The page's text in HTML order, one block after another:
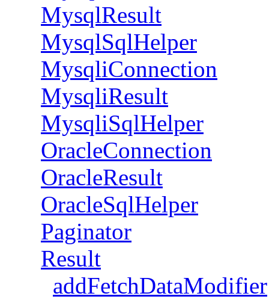
MysqlResult
MysqlSqlHelper
MysqliConnection
MysqliResult
MysqliSqlHelper
OracleConnection
OracleResult
OracleSqlHelper
Paginator
Result
addFetchDataModifier